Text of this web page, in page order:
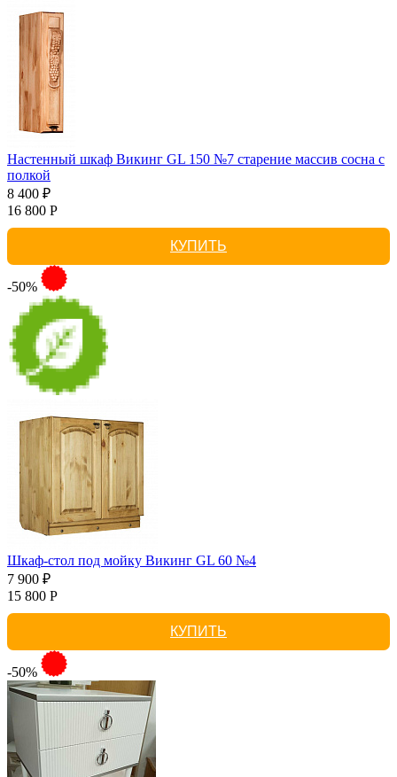
Настенный шкаф Викинг GL 150 №7 старение массив сосна с
полкой
8 400 ₽
16 800 Р
КУПИТЬ
-50%
Шкаф-стол под мойку Викинг GL 60 №4
7 900 ₽
15 800 Р
КУПИТЬ
-50%